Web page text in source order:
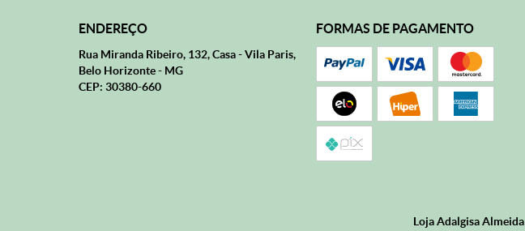
ENDEREÇO
Rua Miranda Ribeiro, 132, Casa-Vila Paris,
Belo Horizonte- MG
CEP: 30380-660
FORMAS DE PAGAMENTO
Loja Adalgisa Almeida